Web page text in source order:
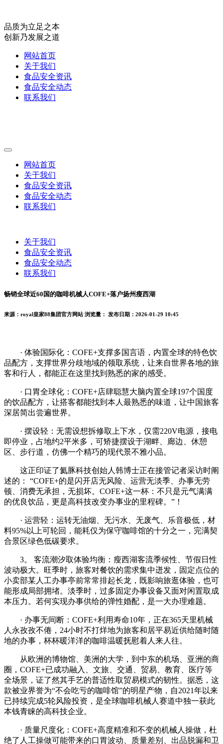
品质为立足之本
创新乃发展之道
网站首页
关于我们
食品安全资讯
食品安全动态
联系我们
网站首页
关于我们
食品安全资讯
食品安全动态
联系我们
关于我们
食品安全资讯
食品安全动态
联系我们
畅销全球近60国的咖啡机械人COFE+落户扬州瘦西湖
来源：royal皇家88集团官方网站 浏览量： 发布日期：2026-01-29 10:45
· 体验国际化：COFE+支撑多国言语，内置全球的特色饮
品配方，支撑世界分歧地域的领取系统，让来自世界各地的旅
客和行人，都能正在这里找到熟悉的家的感受。
· 口胃全球化：COFE+店肆聪慧大脑内置全球197个国度
的饮品配方，让搭客都能找到本人最熟悉的味道，让中国旅客
深居简出尝遍世界。
· 摆设轻：无需设想拆修取上下水，仅需220V电源，接电
即停业，占地约2平米多，可矫捷摆设于湖畔、廊边、休憩
区、步行道，仿佛一个精巧的现代景不雅小品。
这正印证了氦豚科技创始人韩博士正在接管记者采访时阐
述的： “COFE+的是闪开店无风险、运营无淡季、办事无劳
顿、消费无承担，无损坏。COFE+这一杯：不只是元气满满
的优良饮品，更是高科技改变办事业的里程碑。”！
· 运营轻：运转无油烟、无污水、无废气、乐音极低，材
料95%以上可轮回，能耗仅为保守咖啡馆的十分之一，完满契
合景区绿色低碳要求。
3。 客流潮汐取体验均衡：瘦西湖客流季候性、节假日性
波动极大。旺季时，旅客对餐饮的需求集中迸发，固定点位的
小卖部某人工办事亭前常常排起长龙，既影响旅逛体验，也可
能形成局部拥堵。淡季时，过多固定办事设备又面对闲置取成
本压力。若何实现办事供给的弹性婚配，是一大办理难题。
· 办事无间断：COFE+利用寿命10年，正在365天里机械
人永孜孜不倦，24小时不打烊地为旅客和居平易近供给随时随
地的办事，杯杯暖洋洋的咖啡温暖抚慰着人来人往。
从欧洲的博物馆、美洲的大学，到中东的机场、亚洲的商
圈，COFE+已成功融入、文旅、交通、贸易、教育、医疗等
全场景，证了然其手艺的普适性取贸易模式的韧性。据悉，这
款被业界誉为“不会吃亏的咖啡馆”的明星产物，自2021年以来
已持续完成5轮风险投资，是全球咖啡机械人赛道中独一获此
本钱青睐的高科技企业。
· 质量尺度化：COFE+高度精准和不变的机械人操做，杜
绝了人工操做可能带来的口胃波动、质量差别、出品脱漏和卫